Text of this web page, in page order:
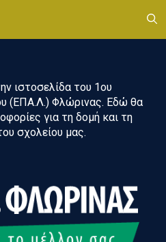
ιστοσελίδα του 1ου
(ΕΠΑ.Λ.) Φλώρινας. Εδώ θα
για τη δομή και τη
σχολείου μας.